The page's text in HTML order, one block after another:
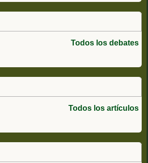
Todos los debates
Todos los artículos